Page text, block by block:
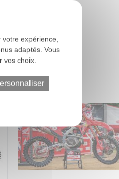
votre expérience,
adaptés. Vous
vos choix.